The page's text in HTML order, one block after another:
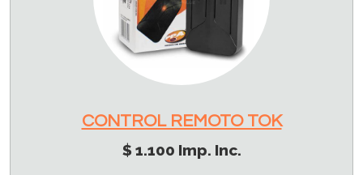
CONTROL REMOTO TOK
$ 1.100 Imp. Inc.